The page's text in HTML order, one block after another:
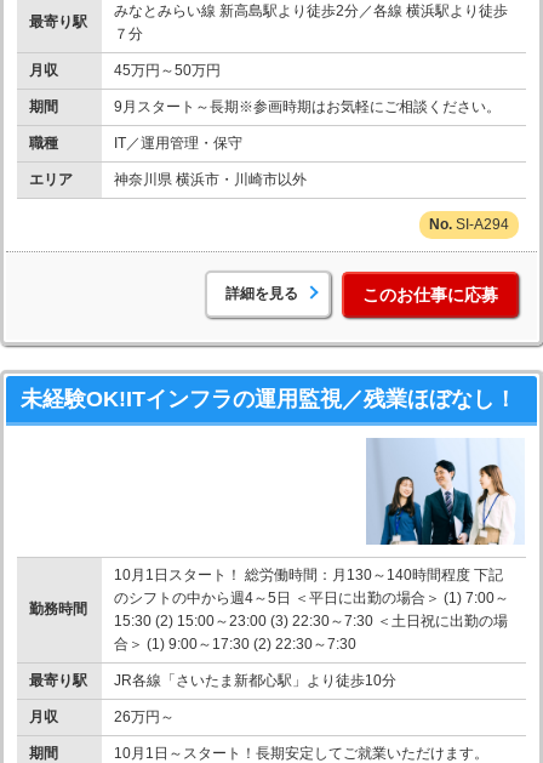
最寄り駅
みなとみらい線 新高島駅より徒歩2分／各線 横浜駅より徒歩
７分
月収 45万円～50万円
期間 9月スタート～長期※参画時期はお気軽にご相談ください。
職種 IT／運用管理・保守
エリア 神奈川県 横浜市・川崎市以外
SI-A294
詳細を見る このお仕事に応募
未経験OK!ITインフラの運用監視／残業ほぼなし！
勤務時間
10月1日スタート！ 総労働時間：月130～140時間程度 下記
のシフトの中から週4～5日 ＜平日に出勤の場合＞ (1) 7:00～
15:30 (2) 15:00～23:00 (3) 22:30～7:30 ＜土日祝に出勤の場
合＞ (1) 9:00～17:30 (2) 22:30～7:30
最寄り駅 JR各線「さいたま新都心駅」より徒歩10分
月収 26万円～
期間 10月1日～スタート！長期安定してご就業いただけます。